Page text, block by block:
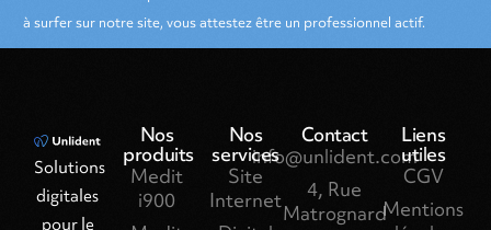
à surfer sur notre site, vous attestez être un professionnel actif.
Solutions
digitales
pour le
Nos
produits
Medit
i900
Nos
services
Site
Internet
Contact
info@unlident.com
4, Rue
Matrognard
Liens
utiles
CGV
Mentions